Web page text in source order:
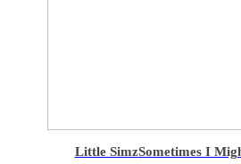
Little SimzSometimes I